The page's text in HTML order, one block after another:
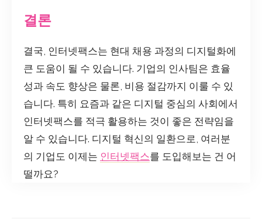
결론
결국, 인터넷팩스는 현대 채용 과정의 디지털화에
큰 도움이 될 수 있습니다. 기업의 인사팀은 효율
성과 속도 향상은 물론, 비용 절감까지 이룰 수 있
습니다. 특히 요즘과 같은 디지털 중심의 사회에서
인터넷팩스를 적극 활용하는 것이 좋은 전략임을
알 수 있습니다. 디지털 혁신의 일환으로, 여러분
의 기업도 이제는 인터넷팩스를 도입해보는 건 어
떨까요?